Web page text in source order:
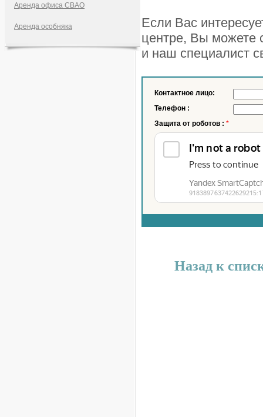
Аренда офиса СВАО
Аренда особняка
Если Вас
центре, Вы можете
и наш специалист
Контактное лицо:
Телефон :
Защита от роботов : *
Назад к